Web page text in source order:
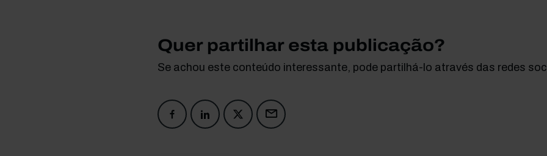
Quer partilhar esta publicação?
Se achou este conteúdo interessante, pode partilhá-lo através das redes